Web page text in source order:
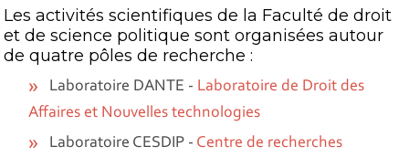
Les activités scientifiques de la Faculté de droit
et de science politique sont organisées autour
de quatre pôles de recherche :
Laboratoire DANTE - Laboratoire de Droit des
Affaires et Nouvelles technologies
Laboratoire CESDIP - Centre de recherches